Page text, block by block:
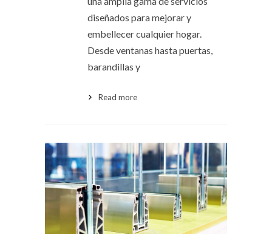
diseñados para mejorar y
embellecer cualquier hogar.
Desde ventanas hasta puertas,
barandillas y
Read more